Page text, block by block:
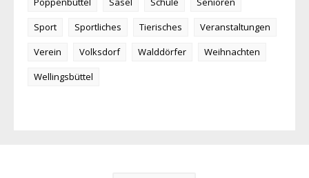
Sport
Sportliches Tierisches
Veranstaltungen
Verein
Volksdorf Walddörfer
Weihnachten
Wellingsbüttel